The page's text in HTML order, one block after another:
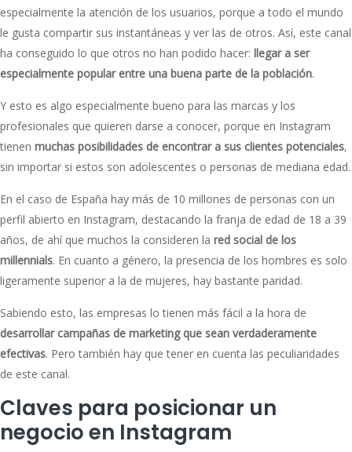
especialmente la atención de los usuarios, porque a todo el mundo
le gusta compartir sus instantáneas y ver las de otros. Así, este canal
ha conseguido lo que otros no han podido hacer: llegar a ser
especialmente popular entre una buena parte de la población.
Y esto es algo especialmente bueno para las marcas y los
profesionales que quieren darse a conocer, porque en Instagram
tienen muchas posibilidades de encontrar a sus clientes potenciales,
sin importar si estos son adolescentes o personas de mediana edad.
En el caso de España hay más de 10 millones de personas con un
perfil abierto en Instagram, destacando la franja de edad de 18 a 39
años, de ahí que muchos la consideren la red social de los
millennials. En cuanto a género, la presencia de los hombres es solo
ligeramente superior a la de mujeres, hay bastante paridad.
Sabiendo esto, las empresas lo tienen más fácil a la hora de
desarrollar campañas de marketing que sean verdaderamente
efectivas. Pero también hay que tener en cuenta las peculiaridades
de este canal.
Claves para posicionar un
negocio en Instagram